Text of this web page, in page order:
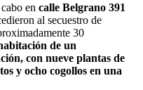
en calle Belgrano 391
al secuestro de
30
de un
con nueve plantas de
y ocho cogollos en una